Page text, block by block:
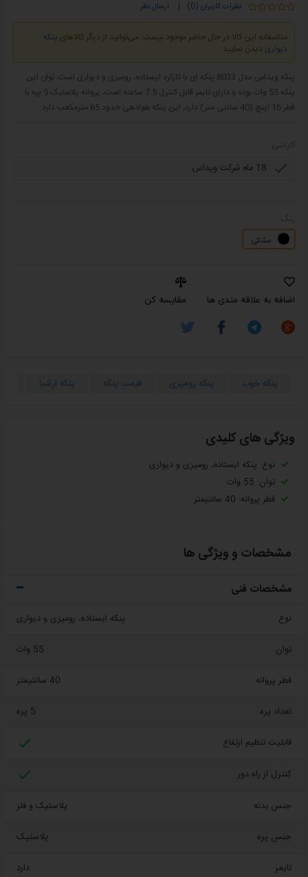
نظرات کاربران (0) | ارسال نظر
متاسفانه این کالا در حال حاضر موجود نیست. می‌توانید از دیگر کالاهای پنکه
دیواری دیدن نمایید.
پنکه ویداس مدل 8033 پنکه ای با کارکرد ایستاده، رومیزی و دیواری است، توان این
پنکه 55 وات بوده و دارای تایمر قابل کنترل 7.5 ساعته است، پروانه پلاستیک 5 پره با
قطر 16 اینچ (40 سانتی متر) دارد، این پنکه هوادهی حدود 65 مترمکعب دارد.
مشکی
اضافه به علاقه مندی ها مقایسه کن
پنکه خوب پنکه رومیزی قیمت پنکه پنکه ارشیا
ویژگی های کلیدی
نوع: پنکه ایستاده، رومیزی و دیواری
توان: 55 وات
قطر پروانه: 40 سانتیمتر
مشخصات و ویژگی ها
مشخصات فنی
نوع پنکه ایستاده، رومیزی و دیواری
توان 55 وات
قطر پروانه 40 سانتیمتر
تعداد پره 5 پره
قابلیت تنظیم ارتفاع 
کنترل از راه دور 
جنس بدنه پلاستیک و فلز
جنس پره پلاستیک
تایمر دارد